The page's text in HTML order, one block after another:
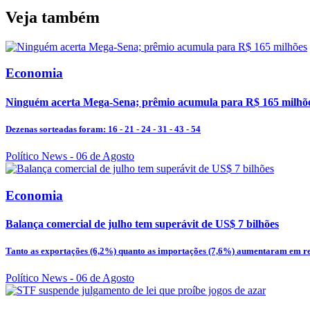
Veja também
Economia
Ninguém acerta Mega-Sena; prêmio acumula para R$ 165
Dezenas sorteadas foram: 16 - 21 - 24 - 31 - 43 - 54
Político News - 06 de Agosto
Economia
Balança comercial de julho tem superávit de US$ 7 bilhões
Tanto as exportações (6,2%) quanto as importações (7,6%) aumentaram em
Político News - 06 de Agosto